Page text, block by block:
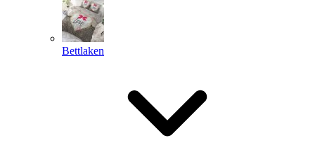
Bettlaken